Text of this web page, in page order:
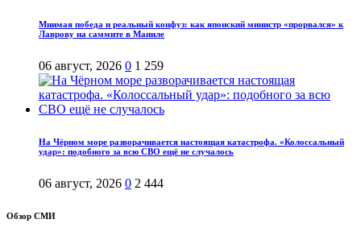
Мнимая победа и реальный конфуз: как японский министр «прорвался» к
Лаврову на саммите в Маниле
06 август, 2026 0 1 259
На Чёрном море разворачивается настоящая катастрофа. «Колоссальный
удар»: подобного за всю СВО ещё не случалось
06 август, 2026 0 2 444
Обзор СМИ